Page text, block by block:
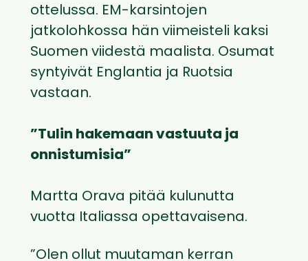
ottelussa. EM-karsintojen
jatkolohkossa hän viimeisteli kaksi
Suomen viidestä maalista. Osumat
syntyivät Englantia ja Ruotsia
vastaan.
”Tulin hakemaan vastuuta ja
onnistumisia”
Martta Orava pitää kulunutta
vuotta Italiassa opettavaisena.
”Olen ollut muutaman kerran